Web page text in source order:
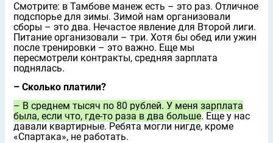
Смотрите: в Тамбове манеж есть – это раз. Отличное
подспорье для зимы. Зимой нам организовали
сборы – это два. Нечастое явление для Второй лиги.
Питание организовали – три. Хотя бы обед или ужин
после тренировки – это важно. Еще мы
пересмотрели контракты, средняя зарплата
поднялась.
– Сколько платили?
– В среднем тысяч по 80 рублей. У меня зарплата
была, если что, где-то раза в два больше. Еще у нас
давали квартирные. Ребята могли нигде, кроме
«Спартака», не работать.